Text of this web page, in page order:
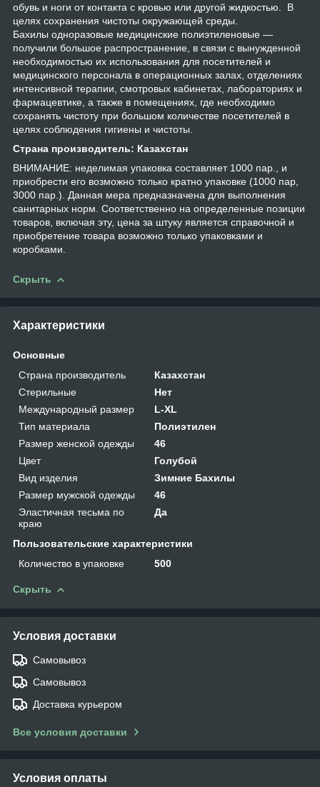
обувь и ноги от контакта с кровью или другой жидкостью. В
целях сохранения чистоты окружающей среды.
Бахилы одноразовые медицинские полиэтиленовые —
получили большое распространение, в связи с вынужденной
необходимостью их использования для посетителей и
медицинского персонала в операционных залах, отделениях
интенсивной терапии, смотровых кабинетах, лабораториях и
фармацевтике, а также в помещениях, где необходимо
сохранять чистоту при большом количестве посетителей в
целях соблюдения гигиены и чистоты.
Страна производитель: Казахстан
ВНИМАНИЕ: неделимая упаковка составляет 1000 пар., и
приобрести его возможно только кратно упаковке (1000 пар,
3000 пар.). Данная мера предназначена для выполнения
санитарных норм. Соответственно на определенные позиции
товаров, включая эту, цена за штуку является справочной и
приобретение товара возможно только упаковками и
коробками.
Скрыть
Характеристики
Основные
Страна производитель
Казахстан
Стерильные
Нет
Международный размер
L-XL
Тип материала
Полиэтилен
Размер женской одежды
46
Цвет
Голубой
Вид изделия
Зимние Бахилы
Размер мужской одежды
46
Эластичная тесьма по
краю
Да
Пользовательские характеристики
Количество в упаковке
500
Скрыть
Условия доставки
Самовывоз
Самовывоз
Доставка курьером
Все условия доставки
Условия оплаты